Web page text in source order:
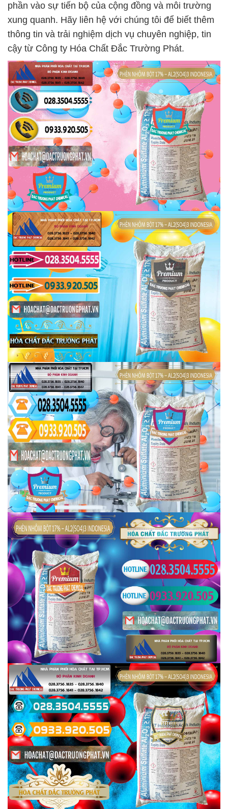
phần vào sự tiến bộ của cộng đồng và môi trường
xung quanh. Hãy liên hệ với chúng tôi để biết thêm
thông tin và trải nghiệm dịch vụ chuyên nghiệp, tin
cậy từ Công ty Hóa Chất Đắc Trường Phát.